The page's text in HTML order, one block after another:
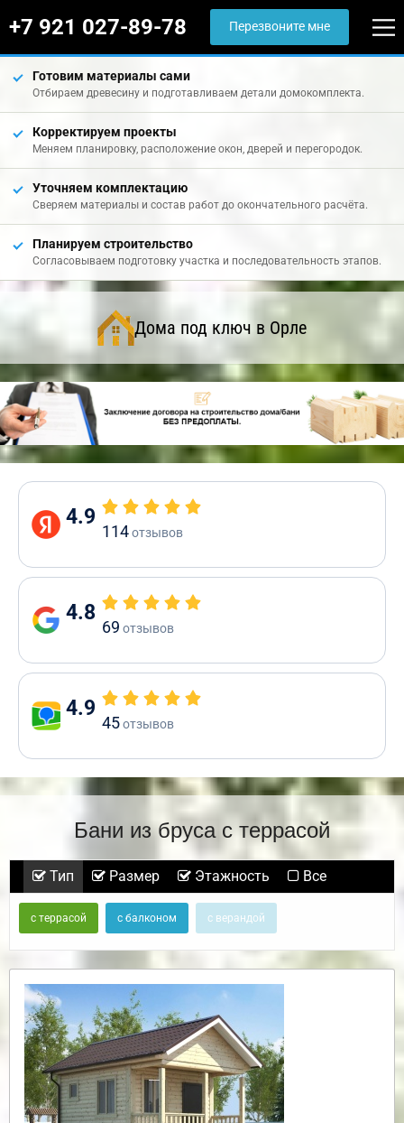
+7 921 027-89-78 Перезвоните мне
Готовим материалы сами
Отбираем древесину и подготавливаем детали домокомплекта.
Корректируем проекты
Меняем планировку, расположение окон, дверей и перегородок.
Уточняем комплектацию
Сверяем материалы и состав работ до окончательного расчёта.
Планируем строительство
Согласовываем подготовку участка и последовательность этапов.
Дома под ключ в Орле
4.9
114отзывов
4.8
69 отзывов
4.9
45отзывов
Бани из бруса с террасой
Тип Размер Этажность Все
с террасой с балконом с верандой